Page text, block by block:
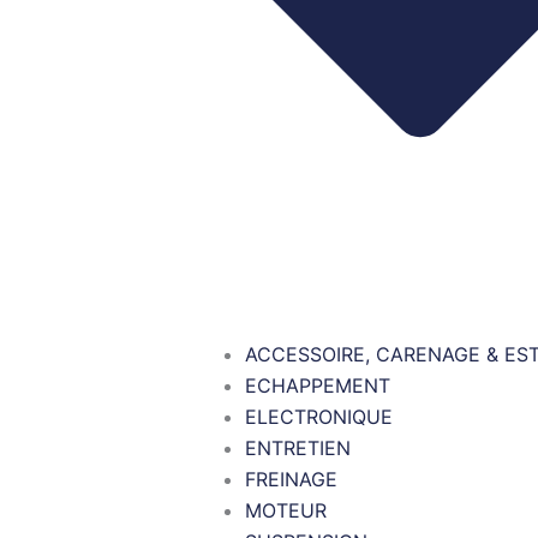
ACCESSOIRE, CARENAGE &
ECHAPPEMENT
ELECTRONIQUE
ENTRETIEN
FREINAGE
MOTEUR